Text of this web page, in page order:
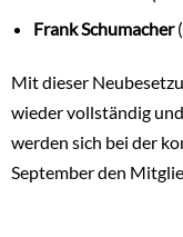
Frank Schumacher
Mit dieser
wieder vollständig
werden sich bei der
September den